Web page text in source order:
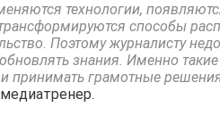
технологии,
способы
Поэтому журналисту
знания. Именно
принимать грамотные